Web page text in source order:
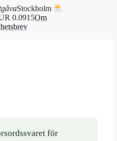
Stockholm
0.0915Om
för